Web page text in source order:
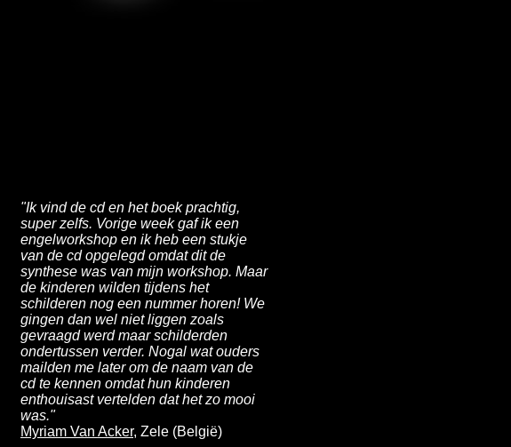
"Ik vind de cd en het boek prachtig,
super zelfs. Vorige week gaf ik een
engelworkshop en ik heb een stukje
van de cd opgelegd omdat dit de
synthese was van mijn workshop. Maar
de kinderen wilden tijdens het
schilderen nog een nummer horen! We
gingen dan wel niet liggen zoals
gevraagd werd maar schilderden
ondertussen verder. Nogal wat ouders
mailden me later om de naam van de
cd te kennen omdat hun kinderen
enthouisast vertelden dat het zo mooi
was."
Myriam Van Acker, Zele (België)